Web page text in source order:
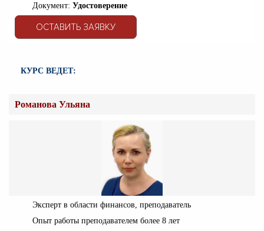
Документ: Удостоверение
ОСТАВИТЬ ЗАЯВКУ
КУРС ВЕДЕТ:
Романова Ульяна
Эксперт в области финансов, преподаватель
Опыт работы преподавателем более 8 лет